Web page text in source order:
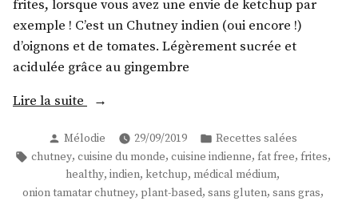
frites, lorsque vous avez une envie de ketchup par
exemple ! C’est un Chutney indien (oui encore !)
d’oignons et de tomates. Légèrement sucrée et
acidulée grâce au gingembre
Lire la suite
« Quand
frite
fait
trempette
Publié
par
Mélodie 29/09/2019
Publié
dans
Recettes salées
Étiquettes :
chutney, cuisine du monde, cuisine indienne, fat free, frites,
healthy, indien, ketchup, médical médium,
onion tamatar chutney, plant-based, sans gluten, sans gras,